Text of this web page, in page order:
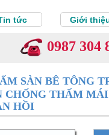
tức Giới
0987 304
SÀN BÊ TÔNG
CHỐNG THẤM
HỒI